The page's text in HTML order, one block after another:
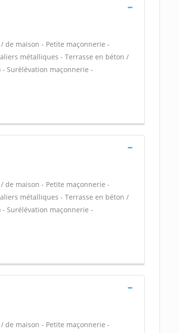
de maison - Petite maçonnerie -
métalliques - Terrasse en béton /
- Surélévation maçonnerie -
de maison - Petite maçonnerie -
métalliques - Terrasse en béton /
- Surélévation maçonnerie -
de maison - Petite maçonnerie -